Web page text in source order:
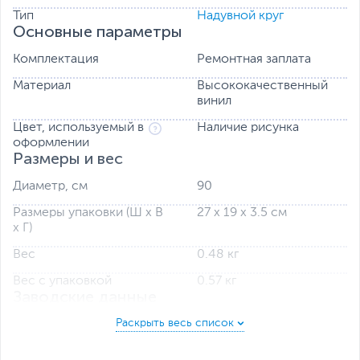
Тип Надувной круг
Основные параметры
Комплектация Ремонтная заплата
Материал
Высококачественный
винил
Цвет, используемый в
оформлении
Наличие рисунка
Размеры и вес
Диаметр, см 90
Размеры упаковки (Ш х В
х Г)
27 х 19 х 3.5 см
Вес 0.48 кг
Вес с упаковкой 0.57 кг
Срок гарантии (мес.) 3